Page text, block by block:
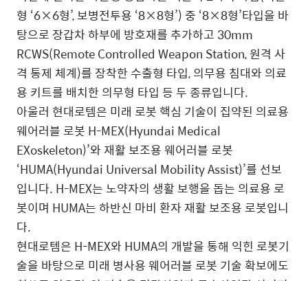
형 ‘6×6형’, 보병전투용 ‘8×8형’) 중 ‘8×8형’타입을 바
탕으로 장갑차 하부에 방호재를 추가하고 30mm
RCWS(Remote Controlled Weapon Station, 원격 사
격 통제 체계)를 장착한 수출형 타입, 의무용 침대와 의료
용 키트를 배치한 의무형 타입 등 두 종류입니다.
아울러 현대로템은 미래 로봇 핵심 기술이 집약된 의료용
웨어러블 로봇 H-MEX(Hyundai Medical
EXoskeleton)’와 재활 보조용 웨어러블 로봇
‘HUMA(Hyundai Universal Mobility Assist)’를 선보
입니다. H-MEX는 노약자의 생활 보행을 돕는 의료용 로
봇이며 HUMA는 하반신 마비 환자 재활 보조용 로봇입니
다.
현대로템은 H-MEX와 HUMA의 개발을 통해 익힌 로봇기
술을 바탕으로 미래 병사용 웨어러블 로봇 기술 확보에도